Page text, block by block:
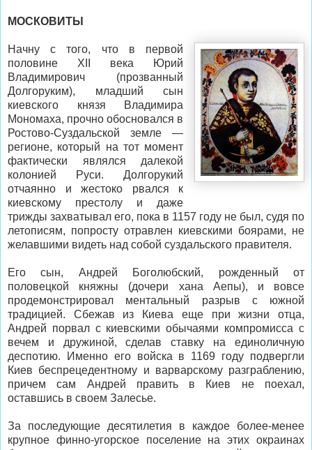
МОСКОВИТЫ
Начну с того, что в первой
половине XII века Юрий
Владимирович (прозванный
Долгоруким), младший сын
киевского князя Владимира
Мономаха, прочно обосновался в
Ростово-Суздальской земле —
регионе, который на тот момент
фактически являлся далекой
колонией Руси. Долгорукий
отчаянно и жестоко рвался к
киевскому престолу и даже
трижды захватывал его, пока в 1157 году не был, судя по
летописям, попросту отравлен киевскими боярами, не
желавшими видеть над собой суздальского правителя.
Его сын, Андрей Боголюбский, рожденный от
половецкой княжны (дочери хана Аепы), и вовсе
продемонстрировал ментальный разрыв с южной
традицией. Сбежав из Киева еще при жизни отца,
Андрей порвал с киевскими обычаями компромисса с
вечем и дружиной, сделав ставку на единоличную
деспотию. Именно его войска в 1169 году подвергли
Киев беспрецедентному и варварскому разграблению,
причем сам Андрей править в Киев не поехал,
оставшись в своем Залесье.
За последующие десятилетия в каждое более-менее
крупное финно-угорское поселение на этих окраинах